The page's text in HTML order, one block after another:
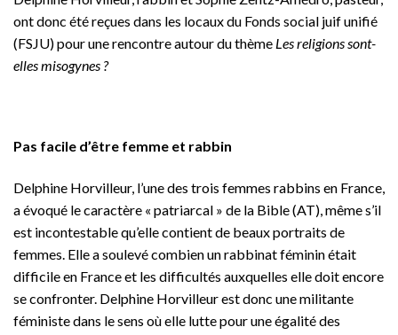
ont donc été reçues dans les locaux du Fonds social juif unifié
(FSJU) pour une rencontre autour du thème Les religions sont-
elles misogynes ?
Pas facile d’être femme et rabbin
Delphine Horvilleur, l’une des trois femmes rabbins en France,
a évoqué le caractère « patriarcal » de la Bible (AT), même s’il
est incontestable qu’elle contient de beaux portraits de
femmes. Elle a soulevé combien un rabbinat féminin était
difficile en France et les difficultés auxquelles elle doit encore
se confronter. Delphine Horvilleur est donc une militante
féministe dans le sens où elle lutte pour une égalité des